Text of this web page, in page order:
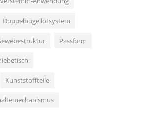
Doppelbügellötsystem
Passform
Kunststoffteile